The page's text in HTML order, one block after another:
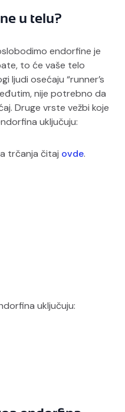
u telu?
endorfine je
to će vaše telo
ljudi osećaju “runner’s
nije potrebno da
Druge vrste vežbi koje
uključuju:
trčanja čitaj ovde.
uključuju: